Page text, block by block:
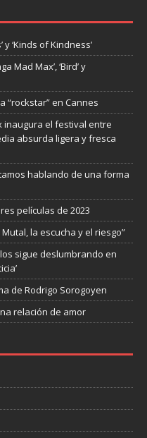
y ‘Kinds of Kindness’
Mad Max’, ‘Bird’ y
“rockstar” en Cannes
inaugura el festival entre
absurda ligera y fresca
hablando de una forma
películas de 2023
Mutal, la escucha y el riesgo”
sigue deslumbrando en
de Rodrigo Sorogoyen
relación de amor